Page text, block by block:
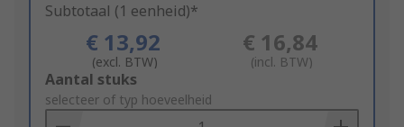
Subtotaal (1 eenheid)*
€ 13,92
(excl. BTW)
€ 16,84
(incl. BTW)
Add
to
Basket
Aantal stuks
selecteer of typ hoeveelheid